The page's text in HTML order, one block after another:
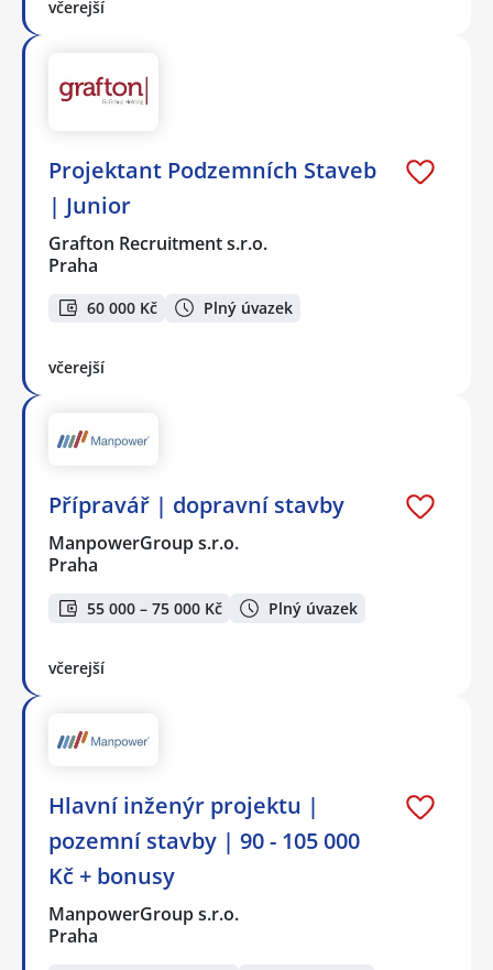
včerejší
Projektant Podzemních Staveb
| Junior
Grafton Recruitment s.r.o.
Praha
60 000 Kč Plný úvazek
včerejší
Přípravář | dopravní stavby
ManpowerGroup s.r.o.
Praha
55 000 – 75 000 Kč Plný úvazek
včerejší
Hlavní inženýr projektu |
pozemní stavby | 90 - 105 000
Kč + bonusy
ManpowerGroup s.r.o.
Praha